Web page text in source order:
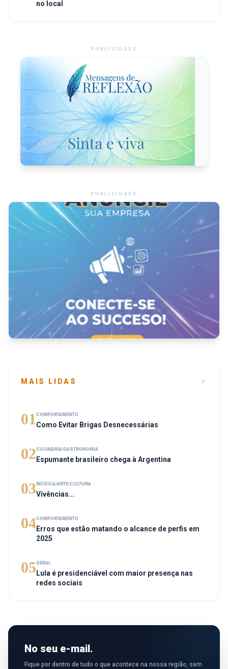
no local
PUBLICIDADE
PUBLICIDADE
MAIS LIDAS
01 COMPORTAMENTO
Como Evitar Brigas Desnecessárias
02CULINÁRIA/GASTRONOMIA
Espumante brasileiro chega à Argentina
03 MÚSICA/ARTE/CULTURA
Vivências...
04COMPORTAMENTO
Erros que estão matando o alcance de perfis em
2025
05GERAL
Lula é presidenciável com maior presença nas
redes sociais
No seu e-mail.
Fique por dentro de tudo o que acontece na nossa região, sem